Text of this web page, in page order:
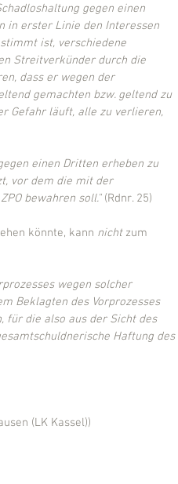
gegen einen
in erster Linie den Interessen
ist, verschiedene
Streitverkünder durch die
dass er wegen der
gemachten bzw. geltend zu
Gefahr läuft, alle zu verlieren,
einen Dritten erheben zu
vor dem die mit der
bewahren soll." (Rdnr. 25)
könnte, kann nicht zum
wegen solcher
Beklagten des Vorprozesses
für die also aus der Sicht des
Haftung des
(LK Kassel))